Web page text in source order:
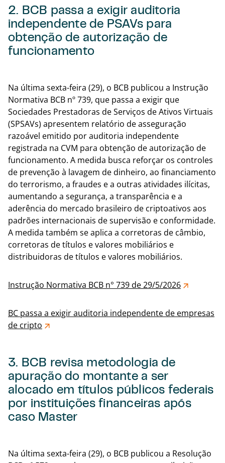
2. BCB passa a exigir auditoria
independente de PSAVs para
obtenção de autorização de
funcionamento
Na última sexta-feira (29), o BCB publicou a Instrução
Normativa BCB nº 739, que passa a exigir que
Sociedades Prestadoras de Serviços de Ativos Virtuais
(SPSAVs) apresentem relatório de asseguração
razoável emitido por auditoria independente
registrada na CVM para obtenção de autorização de
funcionamento. A medida busca reforçar os controles
de prevenção à lavagem de dinheiro, ao financiamento
do terrorismo, a fraudes e a outras atividades ilícitas,
aumentando a segurança, a transparência e a
aderência do mercado brasileiro de criptoativos aos
padrões internacionais de supervisão e conformidade.
A medida também se aplica a corretoras de câmbio,
corretoras de títulos e valores mobiliários e
distribuidoras de títulos e valores mobiliários.
Instrução Normativa BCB n° 739 de 29/5/2026
BC passa a exigir auditoria independente de empresas
de cripto
3. BCB revisa metodologia de
apuração do montante a ser
alocado em títulos públicos federais
por instituições financeiras após
caso Master
Na última sexta-feira (29), o BCB publicou a Resolução